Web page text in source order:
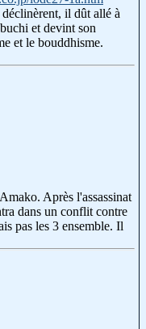
il dût allé à
et devint son
et le bouddhisme.
Après l'assassinat
dans un conflit contre
pas les 3 ensemble. Il